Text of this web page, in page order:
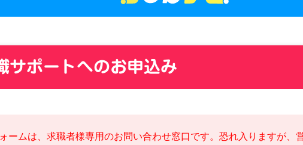
サポートへのお申込み
ームは、求職者様専用のお問い合わせ窓口です。恐れ入りますが、